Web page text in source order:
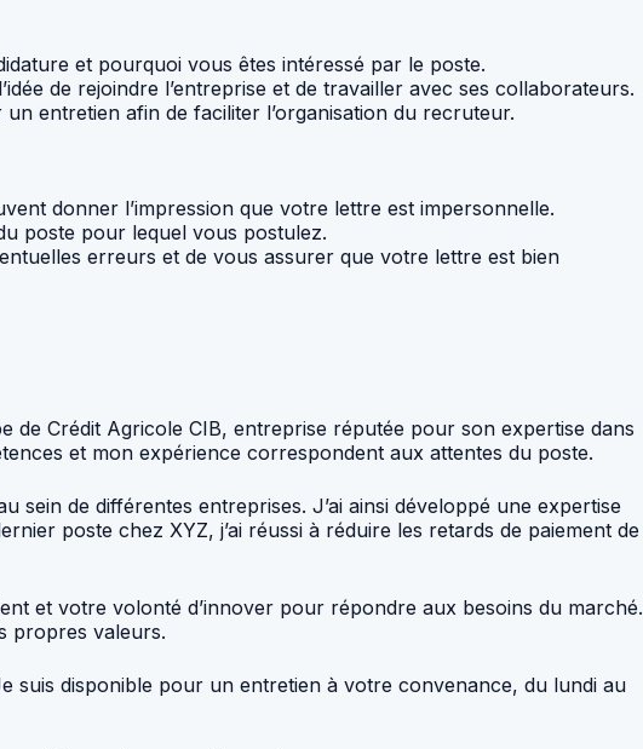
et pourquoi vous êtes intéressé par le poste.
de rejoindre l’entreprise et de travailler avec ses collaborateurs.
entretien afin de faciliter l’organisation du recruteur.
donner l’impression que votre lettre est impersonnelle.
poste pour lequel vous postulez.
erreurs et de vous assurer que votre lettre est bien
de Crédit Agricole CIB, entreprise réputée pour son expertise dans
et mon expérience correspondent aux attentes du poste.
sein de différentes entreprises. J’ai ainsi développé une expertise
poste chez XYZ, j’ai réussi à réduire les retards de paiement de
et votre volonté d’innover pour répondre aux besoins du marché.
propres valeurs.
suis disponible pour un entretien à votre convenance, du lundi au